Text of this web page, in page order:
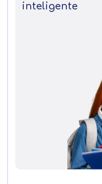
inteligente